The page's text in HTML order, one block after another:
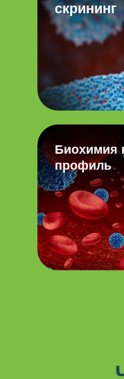
скрининг
Биохимия
профиль